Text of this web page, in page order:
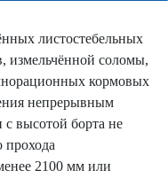
листостебельных
измельчённой соломы,
кормовых
непрерывным
высотой борта не
2100 мм или